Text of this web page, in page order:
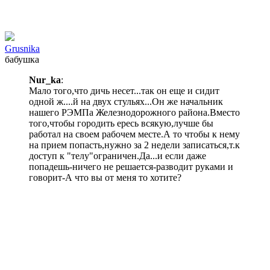
Grusnika
бабушка
Nur_ka:
Мало того,что дичь несет...так он еще и сидит
одной ж....й на двух стульях...Он же начальник
нашего РЭМПа Железнодорожного района.Вместо
того,чтобы городить ересь всякую,лучше бы
работал на своем рабочем месте.А то чтобы к нему
на прием попасть,нужно за 2 недели записаться,т.к
доступ к "телу"ограничен.Да...и если даже
попадешь-ничего не решается-разводит руками и
говорит-А что вы от меня то хотите?